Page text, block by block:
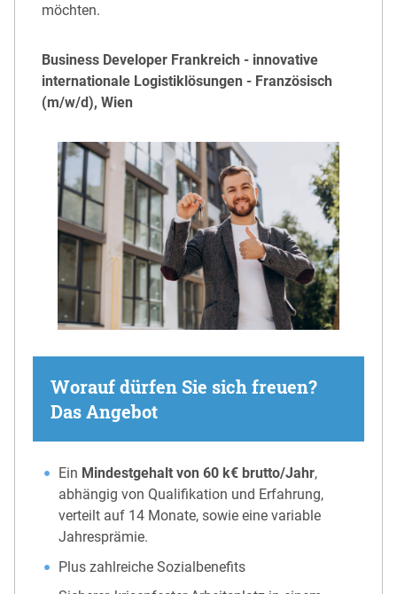
möchten.
Business Developer Frankreich - innovative
internationale Logistiklösungen - Französisch
(m/w/d), Wien
Worauf dürfen Sie sich freuen?
Das Angebot
Ein Mindestgehalt von 60 k€ brutto/Jahr,
abhängig von Qualifikation und Erfahrung,
verteilt auf 14 Monate, sowie eine variable
Jahresprämie.
Plus zahlreiche Sozialbenefits